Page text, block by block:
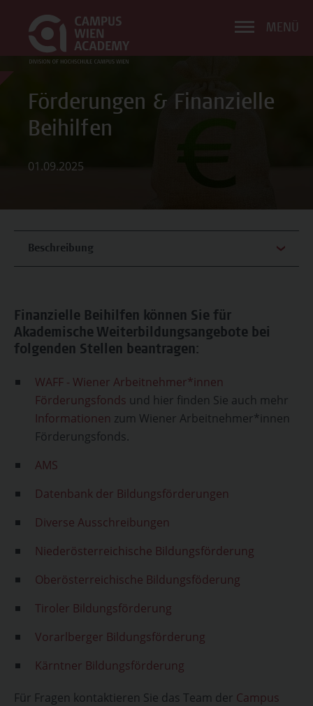
MENÜ
Förderungen & Finanzielle
Beihilfen
01.09.2025
Beschreibung
Finanzielle Beihilfen können Sie für
Akademische Weiterbildungsangebote bei
folgenden Stellen beantragen:
WAFF - Wiener Arbeitnehmer*innen
Förderungsfonds und hier finden Sie auch mehr
Informationen zum Wiener Arbeitnehmer*innen
Förderungsfonds.
AMS
Datenbank der Bildungsförderungen
Diverse Ausschreibungen
Niederösterreichische Bildungsförderung
Oberösterreichische Bildungsföderung
Tiroler Bildungsförderung
Vorarlberger Bildungsförderung
Kärntner Bildungsförderung
Für Fragen kontaktieren Sie das Team der Campus